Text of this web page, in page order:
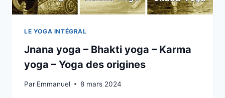
LE YOGA INTÉGRAL
Jnana yoga – Bhakti yoga – Karma
yoga – Yoga des origines
Par Emmanuel 8 mars 2024